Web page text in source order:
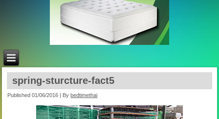
spring-sturcture-fact5
Published 01/06/2016 | By bedtimethai